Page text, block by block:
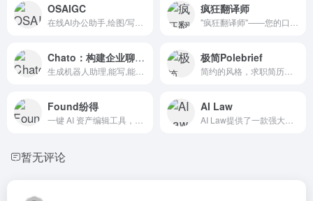
OSAIGC 疯狂翻译师
Chato：构建企业聊天机器人 极简Polebrief
Found纷得 AI Law
暂无评论